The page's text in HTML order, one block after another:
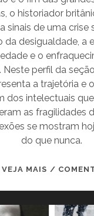
o historiador
sinais de uma crise
da desigualdade, a
e o
Neste perfil da
a trajetória e
dos intelectuais
as fragilidades
se mostram
do que nunca.
VEJA MAIS /